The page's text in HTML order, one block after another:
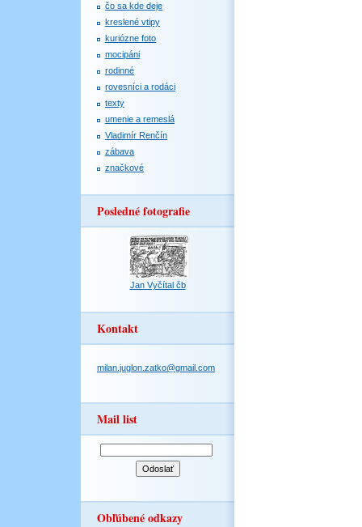
čo sa kde deje
kreslené vtipy
kuriózne foto
mocipáni
rodinné
rovesníci a rodáci
texty
umenie a remeslá
Vladimír Renčín
zábava
značkové
Posledné fotografie
Jan Vyčítal čb
Kontakt
milan.juglon.zatko@gmail.com
Mail list
Obľúbené odkazy